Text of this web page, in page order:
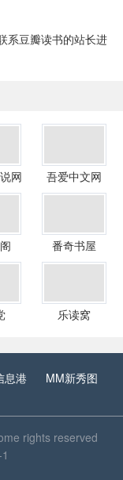
豆瓣读书的站长进
网 吾爱中文网
番奇书屋
乐读窝
息港
MM新秀图
rights reserved